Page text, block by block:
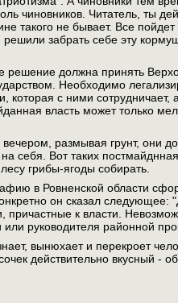
чиновников. Читатель, ты
такого не бывает. Все
забрать себе эту
решение должна принять
Необходимо
с ними сотрудничает,
власть может только
размывая грунт, они
себя. Вот таких
грибы-ягоды собирать.
в Ровненской области
он сказал следующее:
к власти.
руководителя районной
вынюхает и перекроет
действительно вкусный -